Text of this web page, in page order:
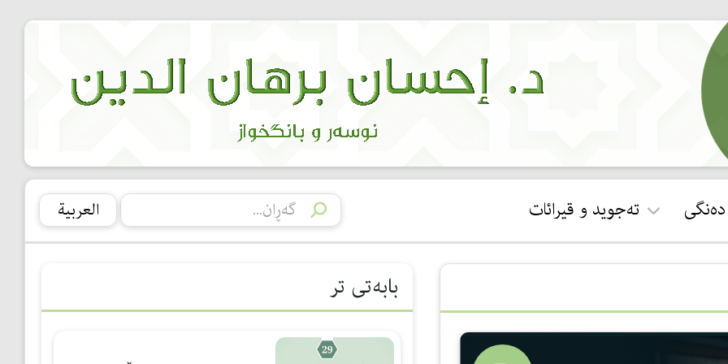
دەنگی تەجوید و قیرائات
ئجازەی قورئان خوێندن
جوان خوێندنەوەی سوڕەتی
فاتیحە
العربیة
بابەتی تر